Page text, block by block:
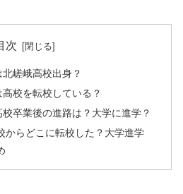
次
嵯峨高校出身？
校を転校している？
卒業後の進路は？大学に進学？
からどこに転校した？大学進学